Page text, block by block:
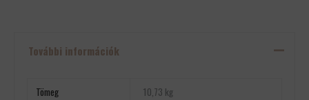
További információk
Tömeg
10,73 kg